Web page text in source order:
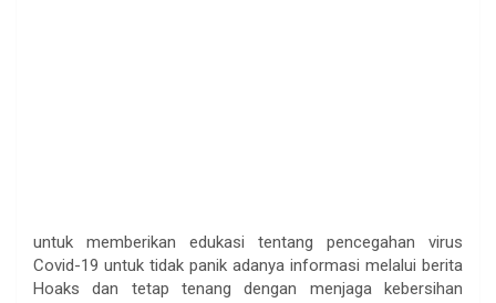
untuk memberikan edukasi tentang pencegahan virus
Covid-19 untuk tidak panik adanya informasi melalui berita
Hoaks dan tetap tenang dengan menjaga kebersihan